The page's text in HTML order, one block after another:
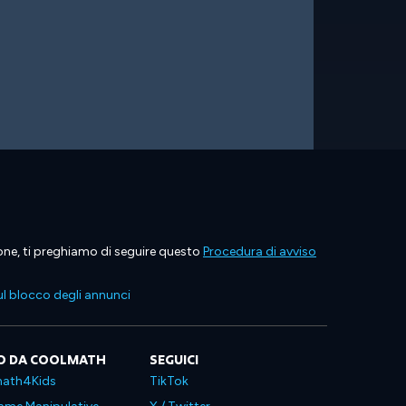
ti preghiamo di seguire questo Procedura di avviso
blocco degli annunci
DA COOLMATH SEGUICI
TikTok